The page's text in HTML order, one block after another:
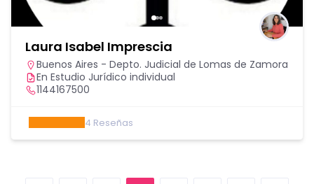
Laura Isabel Imprescia
Buenos Aires - Depto. Judicial de Lomas de Zamora
En Estudio Jurídico individual
1144167500
4 Reseñas